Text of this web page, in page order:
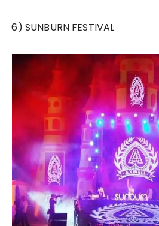
6) SUNBURN FESTIVAL